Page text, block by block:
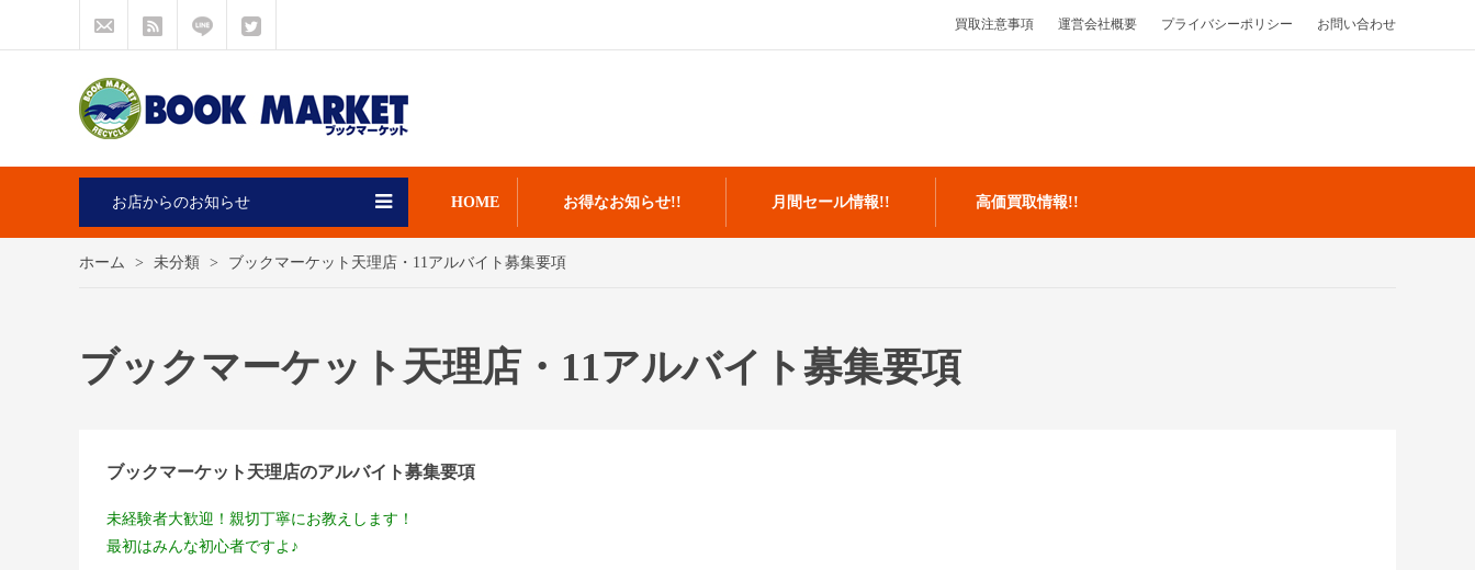
買取注意事項 運営会社概要 プライバシーポリシー お問い合わせ
お店からのお知らせ HOME お得なお知らせ!! 月間セール情報!! 高価買取情報!!
ホーム 未分類 ブックマーケット天理店・11アルバイト募集要項
ブックマーケット天理店・11アルバイト募集要項
ブックマーケット天理店のアルバイト募集要項
未経験者大歓迎！親切丁寧にお教えします！
最初はみんな初心者ですよ♪